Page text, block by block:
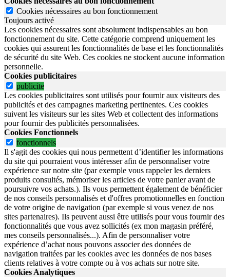
Cookies nécessaires au bon fonctionnement
Toujours activé
Les cookies nécessaires sont absolument indispensables au bon
fonctionnement du site. Cette catégorie comprend uniquement les
cookies qui assurent les fonctionnalités de base et les fonctionnalités
de sécurité du site Web. Ces cookies ne stockent aucune information
personnelle.
Cookies publicitaires
publicite
Les cookies publicitaires sont utilisés pour fournir aux visiteurs des
publicités et des campagnes marketing pertinentes. Ces cookies
suivent les visiteurs sur les sites Web et collectent des informations
pour fournir des publicités personnalisées.
Cookies Fonctionnels
fonctionnels
Il s'agit des cookies qui nous permettent d’identifier les informations
du site qui pourraient vous intéresser afin de personnaliser votre
expérience sur notre site (par exemple vous rappeler les derniers
produits consultés, mémoriser les articles de votre panier avant de
poursuivre vos achats.). Ils vous permettent également de bénéficier
de nos conseils personnalisés et d'offres promotionnelles en fonction
de votre origine de navigation (par exemple si vous venez de nos
sites partenaires). Ils peuvent aussi être utilisés pour vous fournir des
fonctionnalités que vous avez sollicités (ex mon magasin préféré,
mes conseils personnalisés...). Afin de personnaliser votre
expérience d’achat nous pouvons associer des données de
navigation traitées par les cookies avec les données de nos bases
clients relatives à votre compte ou à vos achats sur notre site.
Cookies Analytiques